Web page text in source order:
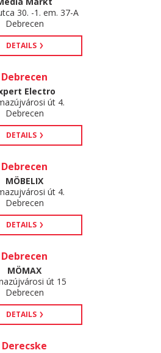
30. -1. em. 37-A
Debrecen
DETAILS
Debrecen
Electro
út 4.
Debrecen
DETAILS
Debrecen
MÖBELIX
út 4.
Debrecen
DETAILS
Debrecen
MÖMAX
út 15
Debrecen
DETAILS
Derecske